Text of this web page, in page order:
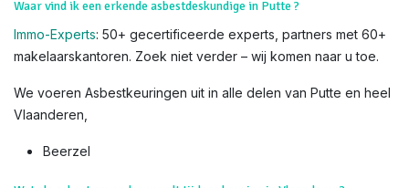
Asbestattest voor appartementen of handelspanden in Vlaanderen?
Ja, voor alle overdrachten. In Putte 's bruisende
vastgoedmarkt is dit cruciaal voor VvE's.
Waar vind ik een erkende asbestdeskundige in Putte ?